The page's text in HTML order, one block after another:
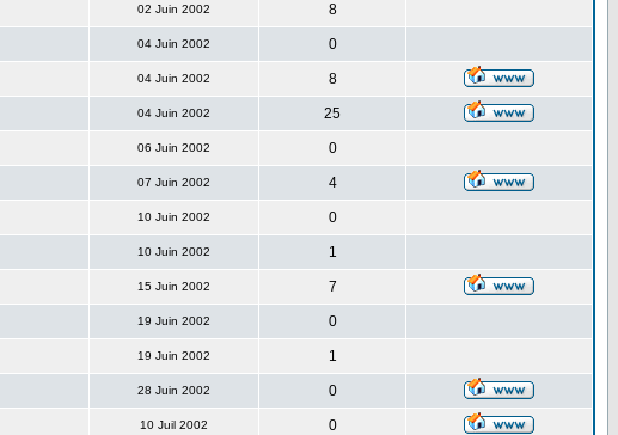
02 Juin 2002 8
04 Juin 2002 0
04 Juin 2002 8
04 Juin 2002 25
06 Juin 2002 0
07 Juin 2002 4
10 Juin 2002 0
10 Juin 2002 1
15 Juin 2002 7
19 Juin 2002 0
19 Juin 2002 1
28 Juin 2002 0
10 Juil 2002 0